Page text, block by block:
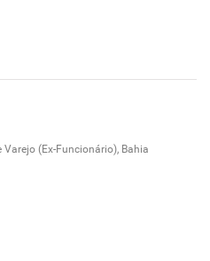
(Ex-Funcionário), Bahia